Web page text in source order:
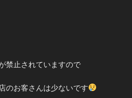
禁止されていますので
のお客さんは少ないです